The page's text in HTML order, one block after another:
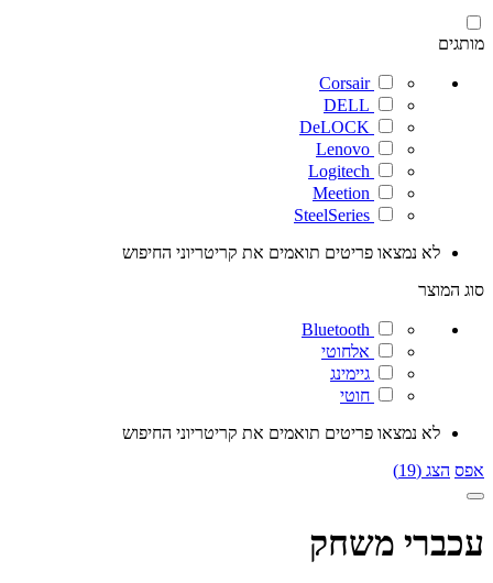
מותגים
Corsair
DELL
DeLOCK
Lenovo
Logitech
Meetion
SteelSeries
לא נמצאו פריטים תואמים את קריטריוני החיפוש
סוג המוצר
Bluetooth
אלחוטי
גיימינג
חוטי
לא נמצאו פריטים תואמים את קריטריוני החיפוש
אפס הצג (19)
עכברי משחק